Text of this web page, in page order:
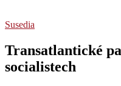
Susedia
Transatlantické
socialistech